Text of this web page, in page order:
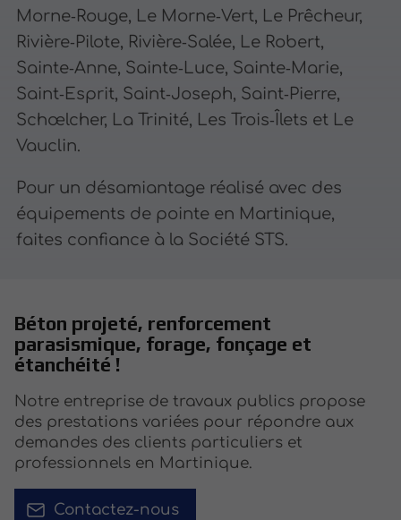
Morne‑Rouge, Le Morne‑Vert, Le Prêcheur,
Rivière‑Pilote, Rivière‑Salée, Le Robert,
Sainte‑Anne, Sainte‑Luce, Sainte‑Marie,
Saint‑Esprit, Saint‑Joseph, Saint‑Pierre,
Schœlcher, La Trinité, Les Trois‑Îlets et Le
Vauclin.
Pour un désamiantage réalisé avec des
équipements de pointe en Martinique,
faites confiance à la Société STS.
Béton projeté, renforcement
parasismique, forage, fonçage et
étanchéité !
Notre entreprise de travaux publics propose
des prestations variées pour répondre aux
demandes des clients particuliers et
professionnels en Martinique.
Contactez-nous